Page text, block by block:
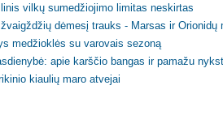
vilkų sumedžiojimo limitas neskirtas
dėmesį trauks - Marsas ir Orionidų
medžioklės su varovais sezoną
apie karščio bangas ir pamažu
kiaulių maro atvejai